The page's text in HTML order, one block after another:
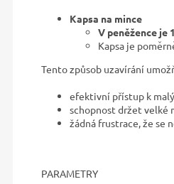
Kapsa na mince
V peněžence je
Kapsa je
Tento způsob uzavírání
efektivní přístup k
schopnost držet velké
žádná frustrace, že se
PARAMETRY